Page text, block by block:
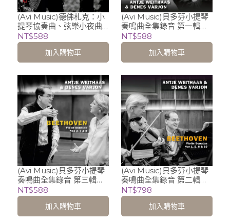
(Avi Music)德佛札克：小
提琴協奏曲、弦樂小夜曲 /
維特哈絲 Antje Weithaas
(violin)、Camerata
NT$588
加入購物車
(Avi Music)貝多芬小提琴
奏鳴曲全集錄音 第一輯
(Nos 2, 4 & 9) / 維特哈絲
Antje Weithaas
NT$588
加入購物車
(Avi Music)貝多芬小提琴
奏鳴曲全集錄音 第三輯
(Nos 3、7、8) / / 維特哈
絲 Antje Weithaas
(violin)、Denes Varjon
(piano)
NT$588
加入購物車
(Avi Music)貝多芬小提琴
奏鳴曲全集錄音 第二輯
2CD (Nos 1, 5, 6 & 10) /
維特哈絲 Antje Weithaas
(violin)、Denes Varjon
(piano)
NT$798
加入購物車